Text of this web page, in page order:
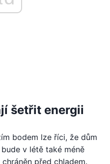
šetřit energii
bodem lze říci, že dům
v létě také méně
před chladem.